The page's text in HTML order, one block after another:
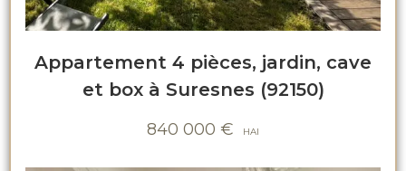
Appartement 4 pièces, jardin, cave
et box à Suresnes (92150)
840 000 €